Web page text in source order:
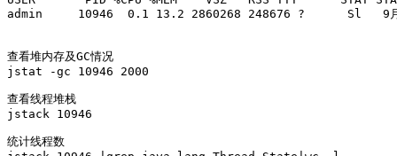
admin     10946  0.1 13.2 2860268 248676 ?      Sl
查看堆内存及GC情况
jstat -gc 10946 2000
查看线程堆栈
jstack 10946
统计线程数